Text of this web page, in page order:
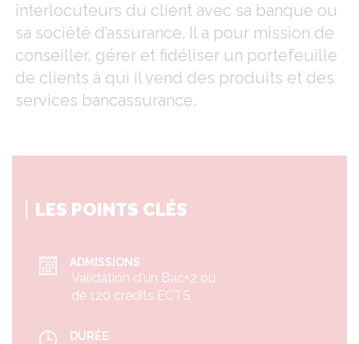
interlocuteurs du client avec sa banque ou
sa société d’assurance. Il a pour mission de
conseiller, gérer et fidéliser un portefeuille
de clients à qui il vend des produits et des
services bancassurance.
LES POINTS CLÉS
ADMISSIONS
Validation d'un Bac+2 ou
de 120 crédits ECTS
DURÉE